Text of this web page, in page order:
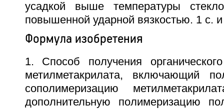
усадкой выше температуры
повышенной ударной вязкостью. 1 с.
Формула изобретения
1. Способ получения
метилметакрилата, включающий
сополимеризацию
дополнительную полимеризацию